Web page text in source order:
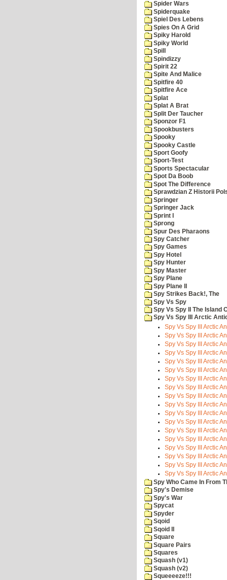
Spider Wars
Spiderquake
Spiel Des Lebens
Spies On A Grid
Spiky Harold
Spiky World
Spill
Spindizzy
Spirit 22
Spite And Malice
Spitfire 40
Spitfire Ace
Splat
Splat A Brat
Split Der Taucher
Sponzor F1
Spookbusters
Spooky
Spooky Castle
Sport Goofy
Sport-Test
Sports Spectacular
Spot Da Boob
Spot The Difference
Sprawdzian Z Historii
Springer
Springer Jack
Sprint I
Sprong
Spur Des Pharaons
Spy Catcher
Spy Games
Spy Hotel
Spy Hunter
Spy Master
Spy Plane
Spy Plane II
Spy Strikes Back!, The
Spy Vs Spy
Spy Vs Spy II The Island
Spy Vs Spy III Arctic
Spy Vs Spy III Arctic
Spy Vs Spy III Arctic
Spy Vs Spy III Arctic
Spy Vs Spy III Arctic
Spy Vs Spy III Arctic
Spy Vs Spy III Arctic
Spy Vs Spy III Arctic
Spy Vs Spy III Arctic
Spy Vs Spy III Arctic
Spy Vs Spy III Arctic
Spy Vs Spy III Arctic
Spy Vs Spy III Arctic
Spy Vs Spy III Arctic
Spy Vs Spy III Arctic
Spy Vs Spy III Arctic
Spy Vs Spy III Arctic
Spy Vs Spy III Arctic
Spy Vs Spy III Arctic
Spy Who Came In From
Spy's Demise
Spy's War
Spycat
Spyder
Sqoid
Sqoid II
Square
Square Pairs
Squares
Squash (v1)
Squash (v2)
Squeeeeze!!!